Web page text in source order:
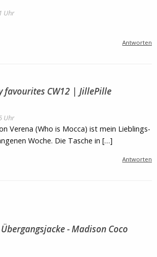
Uhr
Antworten
favourites CW12 | JillePille
Uhr
Verena (Who is Mocca) ist mein Lieblings-
Woche. Die Tasche in […]
Antworten
- Madison Coco